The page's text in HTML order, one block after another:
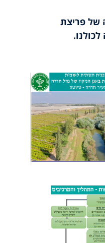
שנה של פריצת